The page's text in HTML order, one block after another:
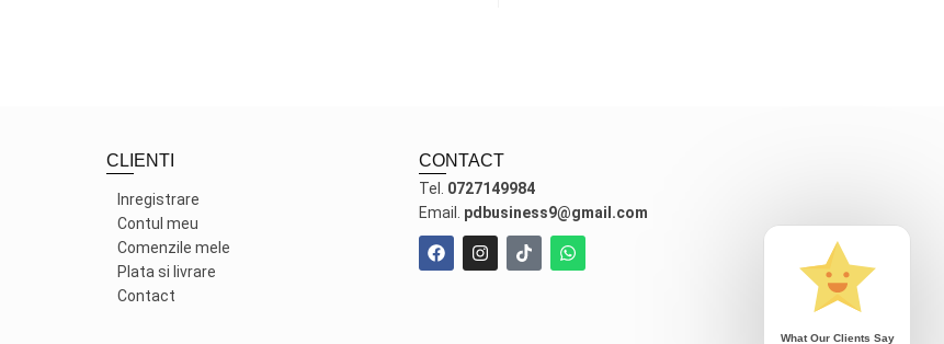
CLIENTI
Inregistrare
Contul meu
Comenzile mele
Plata si livrare
Contact
CONTACT
Tel. 0727149984
Email. pdbusiness9@gmail.com
What Our Clients Say